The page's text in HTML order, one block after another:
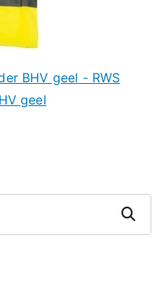
BHV geel - RWS
geel
Zoeken